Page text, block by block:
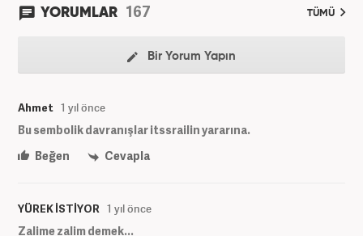
YORUMLAR 167 TÜMÜ
Bir Yorum Yapın
Ahmet 1 yıl önce
Bu sembolik davranışlar itssrailin yararına.
Beğen
Cevapla
YÜREK İSTİYOR 1 yıl önce
Zalime zalim demek...